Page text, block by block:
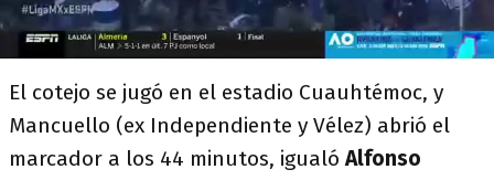
El cotejo se jugó en el estadio Cuauhtémoc, y
Mancuello (ex Independiente y Vélez) abrió el
marcador a los 44 minutos, igualóAlfonso